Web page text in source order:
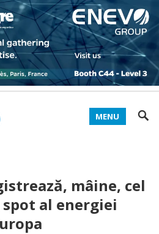
MENU
mâine, cel
al energiei